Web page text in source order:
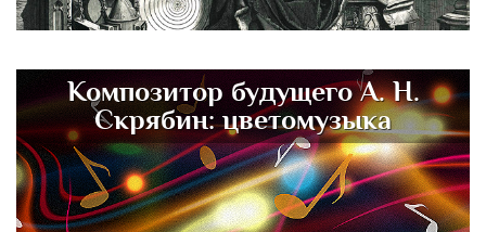
Композитор будущего А. Н.
Скрябин: цветомузыка